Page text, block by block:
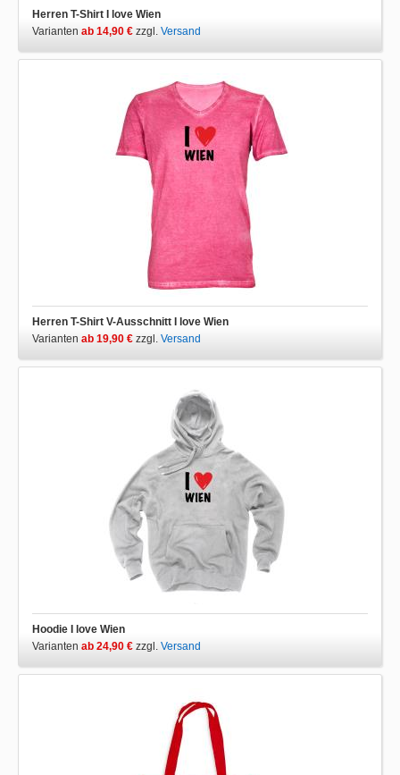
Herren T-Shirt I love Wien
Varianten ab 14,90 € zzgl. Versand
Herren T-Shirt V-Ausschnitt I love Wien
Varianten ab 19,90 € zzgl. Versand
Hoodie I love Wien
Varianten ab 24,90 € zzgl. Versand